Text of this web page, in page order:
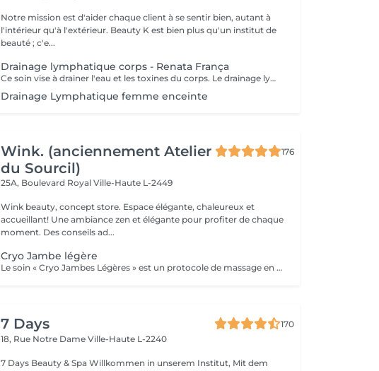
Notre mission est d'aider chaque client à se sentir bien, autant à
l'intérieur qu'à l'extérieur. Beauty K est bien plus qu'un institut de
beauté ; c'e...
Drainage lymphatique corps - Renata França
Ce soin vise à drainer l'eau et les toxines du corps. Le drainage lymphatique manuel de la méthode Renata França s'appuie sur une pression ferme et un rythme accéléré de pompages et de manuvres exclusives. Il est particulièrement adapté si vous souffrez de rétention d'eau, d'dèmes, de ballonnements, du syndrome de l'intestin irritable, etc. Il est également indiqué pour les femmes enceintes, même en début de grossesse.
Drainage Lymphatique femme enceinte
Wink. (anciennement Atelier
du Sourcil)
176
25A, Boulevard RoyalVille-Haute L-2449
Wink beauty, concept store. Espace élégante, chaleureux et
accueillant! Une ambiance zen et élégante pour profiter de chaque
moment. Des conseils ad...
Cryo Jambe légère
Le soin « Cryo Jambes Légères » est un protocole de massage en plusieurs étapes (drainage, modelage et finition par le froid) qui décongestionne et affine instantanément les jambes. Il cible la rétention d'eau, lisse la peau d'orange et procure une sensation de bien-être profond.
7 Days
170
18, Rue Notre DameVille-Haute L-2240
7 Days Beauty & Spa Willkommen in unserem Institut, Mit dem